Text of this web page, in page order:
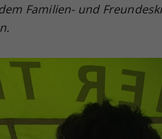
Familien- und